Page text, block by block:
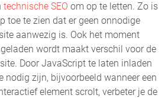
technische SEO om op te letten. Zo is
toe te zien dat er geen onnodige
aanwezig is. Ook het moment
wordt maakt verschil voor de
Door JavaScript te laten inladen
nodig zijn, bijvoorbeeld wanneer een
element scrolt, verbeter je de